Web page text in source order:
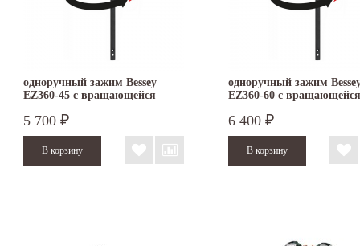
одноручный зажим Bessey
EZ360-45 с вращающейся
5 700 ₽
одноручный зажим
EZ360-60 с вращающейся
6 400 ₽